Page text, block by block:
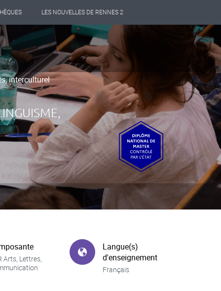
LES NOUVELLES DE RENNES 2
interculturel
Arts, Lettres,
Langue(s)
d'enseignement
Français